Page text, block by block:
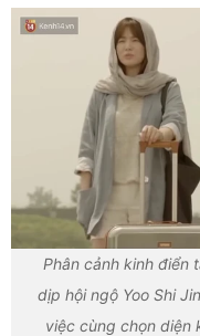
Phân cảnh kinh điển
dịp hội ngộ Yoo Shi
việc cùng chọn diện